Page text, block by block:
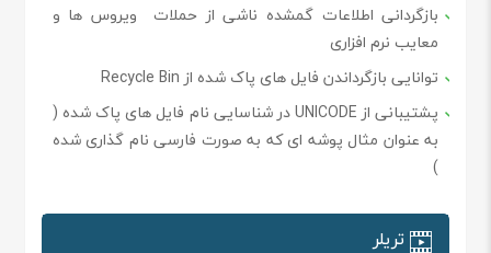
بازگردانی اطلاعات گمشده ناشی از حملات ویروس ها و
معایب نرم افزاری
توانایی بازگرداندن فایل های پاک شده از Recycle Bin
پشتیبانی از UNICODE در شناسایی نام فایل های پاک شده (
به عنوان مثال پوشه ای که به صورت فارسی نام گذاری شده
)
تریلر